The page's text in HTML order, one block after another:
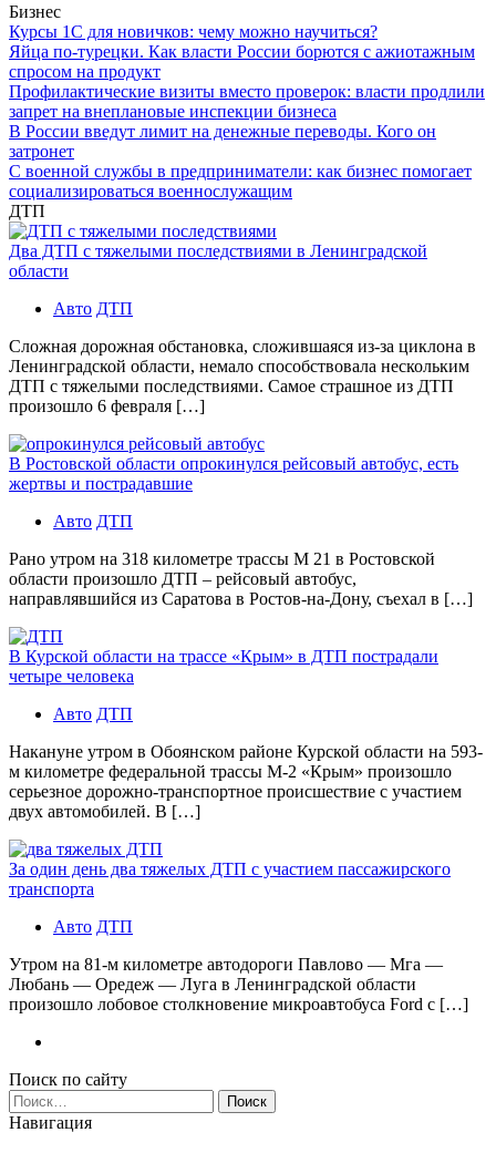
Бизнес
Курсы 1С для новичков: чему можно научиться?
Яйца по-турецки. Как власти России борются с ажиотажным
спросом на продукт
Профилактические визиты вместо проверок: власти продлили
запрет на внеплановые инспекции бизнеса
В России введут лимит на денежные переводы. Кого он
затронет
С военной службы в предприниматели: как бизнес помогает
социализироваться военнослужащим
ДТП
Два ДТП с тяжелыми последствиями в Ленинградской
области
Авто ДТП
Сложная дорожная обстановка, сложившаяся из-за циклона в
Ленинградской области, немало способствовала нескольким
ДТП с тяжелыми последствиями. Самое страшное из ДТП
произошло 6 февраля […]
В Ростовской области опрокинулся рейсовый автобус, есть
жертвы и пострадавшие
Авто ДТП
Рано утром на 318 километре трассы М 21 в Ростовской
области произошло ДТП – рейсовый автобус,
направлявшийся из Саратова в Ростов-на-Дону, съехал в […]
В Курской области на трассе «Крым» в ДТП пострадали
четыре человека
Авто ДТП
Накануне утром в Обоянском районе Курской области на 593-
м километре федеральной трассы М-2 «Крым» произошло
серьезное дорожно-транспортное происшествие с участием
двух автомобилей. В […]
За один день два тяжелых ДТП с участием пассажирского
транспорта
Авто ДТП
Утром на 81-м километре автодороги Павлово — Мга —
Любань — Оредеж — Луга в Ленинградской области
произошло лобовое столкновение микроавтобуса Ford с […]
Поиск по сайту
Найти:
Навигация